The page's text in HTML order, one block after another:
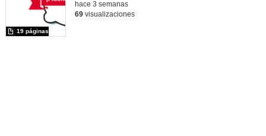
19 páginas
hace 3 semanas
69visualizaciones